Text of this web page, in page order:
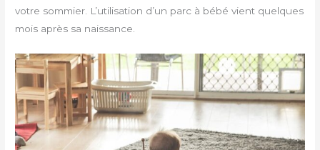
votre sommier. L’utilisation d’un parc à bébé vient quelques
mois après sa naissance.